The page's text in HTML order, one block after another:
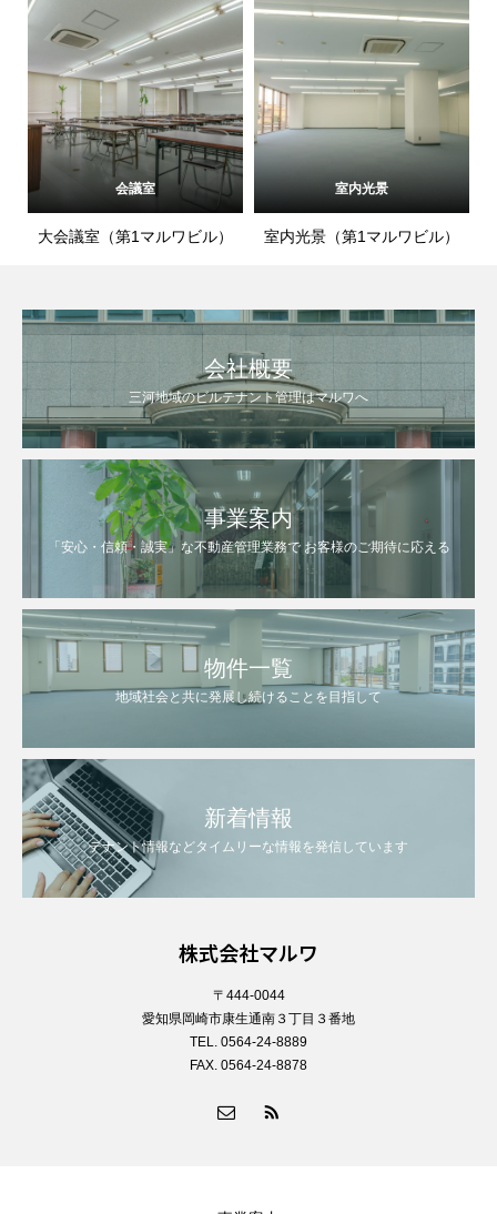
会議室
大会議室（第1マルワビル）
室内光景
室内光景（第1マルワビル）
会社概要
三河地域のビルテナント管理はマルワへ
事業案内
「安心・信頼・誠実」な不動産管理業務で お客様のご期待に応える
物件一覧
地域社会と共に発展し続けることを目指して
新着情報
テナント情報などタイムリーな情報を発信しています
株式会社マルワ
〒444-0044
愛知県岡崎市康生通南３丁目３番地
TEL. 0564-24-8889
FAX. 0564-24-8878